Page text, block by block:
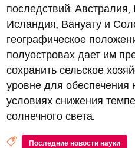
последствий:
Исландия, Вануату и
географическое
полуостровах дает им
сохранить сельское
уровне для обеспечения
условиях снижения
солнечного света.
Последние новости науки